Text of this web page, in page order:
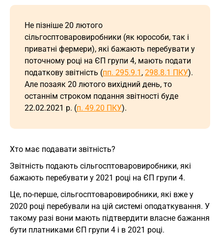
Не пізніше 20 лютого
сільгосптоваровиробники (як юрособи, так і
приватні фермери), які бажають перебувати у
поточному році на ЄП групи 4, мають подати
податкову звітність (пп. 295.9.1 , 298.8.1 ПКУ).
Але позаяк 20 лютого вихідний день, то
останнім строком подання звітності буде
22.02.2021 р. (п. 49.20 ПКУ).
Хто має подавати звітність?
Звітність подають сільгосптоваровиробники, які
бажають перебувати у 2021 році на ЄП групи 4.
Це, по-перше, сільгосптоваровиробники, які вже у
2020 році перебували на цій системі оподаткування. У
такому разі вони мають підтвердити власне бажання
бути платниками ЄП групи 4 і в 2021 році.